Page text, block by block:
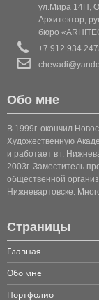
КОТТЕДЖ
КОТТЕДЖ
КОТТЕДЖ
КОТТЕДЖ
КОТТЕДЖ
КОТТЕДЖ
КОТТЕДЖ
КОТТЕДЖ 8
ул.Мира 14П,
Архитектор,
бюро
+7 912 934
Обо мне
В 1999г. окончил
Художественную
и работает в г.
2003г. Заместитель
общественной
Нижневартовске.
Страницы
Главная
Обо мне
Портфолио